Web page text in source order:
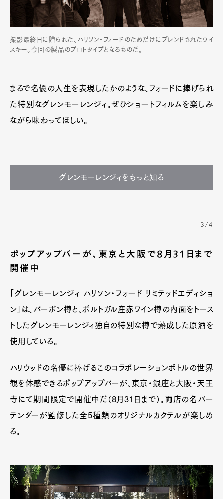
撮影最終日に贈られた、ハリソン・フォードのためだけにブレンドされたウイ
スキー。今回の製品のプロトタイプとなるものだ。
まるで名優の人生を表現したかのような、フォードに捧げられ
た特別なグレンモーレンジィ。ぜひショートフィルムを楽しみ
ながら味わってほしい。
グレンモーレンジィをもっと知る
3/4
ポップアップバーが、東京と大阪で8月31日まで
開催中
「グレンモーレンジィ ハリソン・フォード リミテッドエディショ
ン」は、バーボン樽と、ポルトガル産赤ワイン樽の内面をトース
トしたグレンモーレンジィ独自の特別な樽で熟成した原酒を
使用している。
ハリウッドの名優に捧げるこのコラボレーションボトルの世界
観を体感できるポップアップバーが、東京・銀座と大阪・天王
寺にて期間限定で開催中だ（8月31日まで）。両店の名バー
テンダーが監修した全5種類のオリジナルカクテルが楽しめ
る。